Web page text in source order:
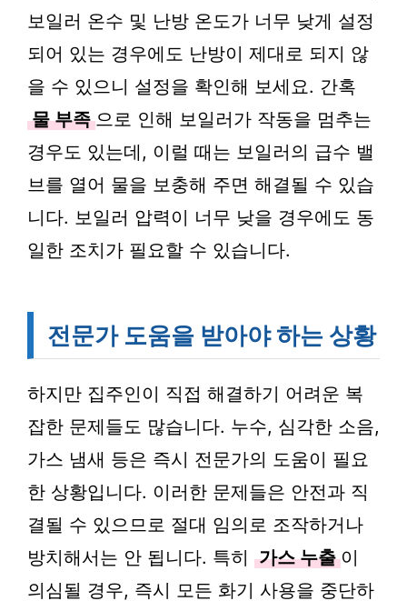
보일러 온수 및 난방 온도가 너무 낮게 설정
되어 있는 경우에도 난방이 제대로 되지 않
을 수 있으니 설정을 확인해 보세요. 간혹
물 부족 으로 인해 보일러가 작동을 멈추는
경우도 있는데, 이럴 때는 보일러의 급수 밸
브를 열어 물을 보충해 주면 해결될 수 있습
니다. 보일러 압력이 너무 낮을 경우에도 동
일한 조치가 필요할 수 있습니다.
전문가 도움을 받아야 하는 상황
하지만 집주인이 직접 해결하기 어려운 복
잡한 문제들도 많습니다. 누수, 심각한 소음,
가스 냄새 등은 즉시 전문가의 도움이 필요
한 상황입니다. 이러한 문제들은 안전과 직
결될 수 있으므로 절대 임의로 조작하거나
방치해서는 안 됩니다. 특히 가스 누출 이
의심될 경우, 즉시 모든 화기 사용을 중단하